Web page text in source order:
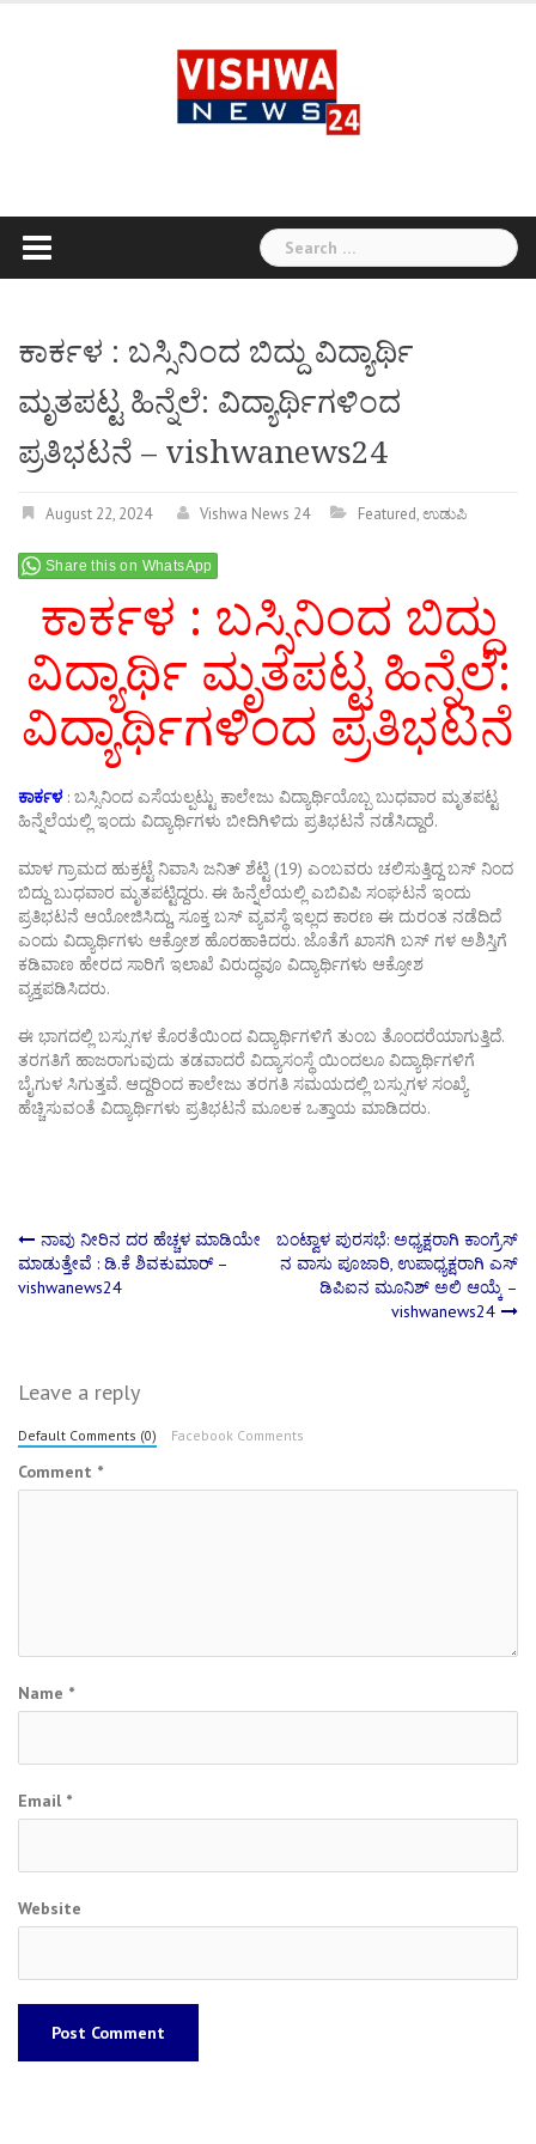
Search
for:
ಕಾರ್ಕಳ : ಬಸ್ಸಿನಿಂದ ಬಿದ್ದು ವಿದ್ಯಾರ್ಥಿ
ಮೃತಪಟ್ಟ ಹಿನ್ನೆಲೆ: ವಿದ್ಯಾರ್ಥಿಗಳಿಂದ
ಪ್ರತಿಭಟನೆ – vishwanews24
August 22, 2024 Vishwa News 24 Featured,ಉಡುಪಿ
Share this on WhatsApp
ಕಾರ್ಕಳ : ಬಸ್ಸಿನಿಂದ ಬಿದ್ದು
ವಿದ್ಯಾರ್ಥಿ ಮೃತಪಟ್ಟ ಹಿನ್ನೆಲೆ:
ವಿದ್ಯಾರ್ಥಿಗಳಿಂದ ಪ್ರತಿಭಟನೆ
ಕಾರ್ಕಳ: ಬಸ್ಸಿನಿಂದ ಎಸೆಯಲ್ಪಟ್ಟು ಕಾಲೇಜು ವಿದ್ಯಾರ್ಥಿಯೊಬ್ಬ ಬುಧವಾರ ಮೃತಪಟ್ಟ
ಹಿನ್ನೆಲೆಯಲ್ಲಿ ಇಂದು ವಿದ್ಯಾರ್ಥಿಗಳು ಬೀದಿಗಿಳಿದು ಪ್ರತಿಭಟನೆ ನಡೆಸಿದ್ದಾರೆ.
ಮಾಳ ಗ್ರಾಮದ ಹುಕ್ರಟ್ಟೆ ನಿವಾಸಿ ಜನಿತ್ ಶೆಟ್ಟಿ (19) ಎಂಬವರು ಚಲಿಸುತ್ತಿದ್ದ ಬಸ್ ನಿಂದ
ಬಿದ್ದು ಬುಧವಾರ ಮೃತಪಟ್ಟಿದ್ದರು. ಈ ಹಿನ್ನೆಲೆಯಲ್ಲಿ ಎಬಿವಿಪಿ ಸಂಘಟನೆ ಇಂದು
ಪ್ರತಿಭಟನೆ ಆಯೋಜಿಸಿದ್ದು, ಸೂಕ್ತ ಬಸ್ ವ್ಯವಸ್ಥೆ ಇಲ್ಲದ ಕಾರಣ ಈ ದುರಂತ ನಡೆದಿದೆ
ಎಂದು ವಿದ್ಯಾರ್ಥಿಗಳು ಆಕ್ರೋಶ ಹೊರಹಾಕಿದರು. ಜೊತೆಗೆ ಖಾಸಗಿ ಬಸ್ ಗಳ ಅಶಿಸ್ತಿಗೆ
ಕಡಿವಾಣ ಹೇರದ ಸಾರಿಗೆ ಇಲಾಖೆ ವಿರುದ್ಧವೂ ವಿದ್ಯಾರ್ಥಿಗಳು ಆಕ್ರೋಶ
ವ್ಯಕ್ತಪಡಿಸಿದರು.
ಈ ಭಾಗದಲ್ಲಿ ಬಸ್ಸುಗಳ ಕೊರತೆಯಿಂದ ವಿದ್ಯಾರ್ಥಿಗಳಿಗೆ ತುಂಬ ತೊಂದರೆಯಾಗುತ್ತಿದೆ.
ತರಗತಿಗೆ ಹಾಜರಾಗುವುದು ತಡವಾದರೆ ವಿದ್ಯಾಸಂಸ್ಥೆ ಯಿಂದಲೂ ವಿದ್ಯಾರ್ಥಿಗಳಿಗೆ
ಬೈಗುಳ ಸಿಗುತ್ತವೆ. ಆದ್ದರಿಂದ ಕಾಲೇಜು ತರಗತಿ ಸಮಯದಲ್ಲಿ ಬಸ್ಸುಗಳ ಸಂಖ್ಯೆ
ಹೆಚ್ಚಿಸುವಂತೆ ವಿದ್ಯಾರ್ಥಿಗಳು ಪ್ರತಿಭಟನೆ ಮೂಲಕ ಒತ್ತಾಯ ಮಾಡಿದರು.
Post
navigation
ನಾವು ನೀರಿನ ದರ ಹೆಚ್ಚಳ ಮಾಡಿಯೇ
ಮಾಡುತ್ತೇವೆ : ಡಿ.ಕೆ ಶಿವಕುಮಾರ್ –
vishwanews24
ಬಂಟ್ವಾಳ ಪುರಸಭೆ: ಅಧ್ಯಕ್ಷರಾಗಿ ಕಾಂಗ್ರೆಸ್
ನ ವಾಸು ಪೂಜಾರಿ, ಉಪಾಧ್ಯಕ್ಷರಾಗಿ ಎಸ್
ಡಿಪಿಐನ ಮೂನಿಶ್ ಅಲಿ ಆಯ್ಕೆ –
vishwanews24
Leave a reply
Default Comments (0) Facebook Comments
Comment *
Name *
Email *
Website